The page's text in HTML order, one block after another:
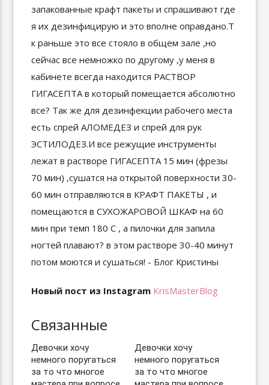
Новый пост из Instagram KrisMasterBlog
Связанные
Девочки хочу
немного поругаться
за то что многое
Девочки хочу
немного поругаться
за то что многое